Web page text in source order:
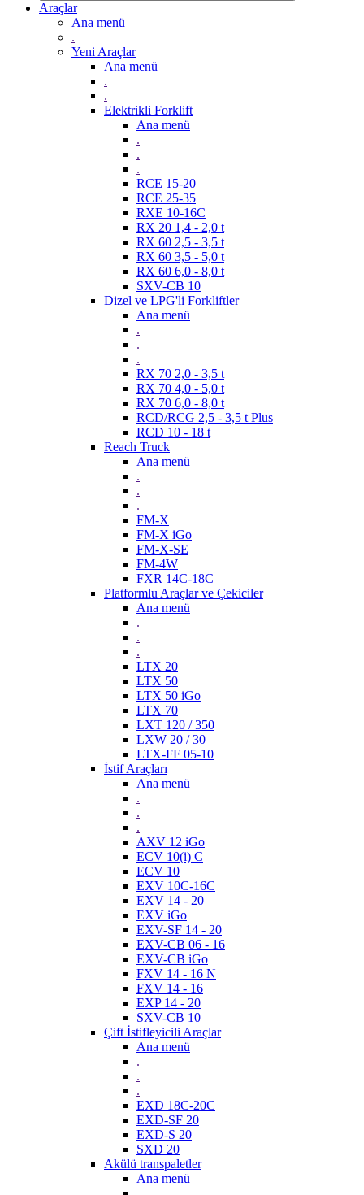
Araçlar
Ana menü
.
Yeni Araçlar
Ana menü
.
.
Elektrikli Forklift
Ana menü
.
.
.
RCE 15-20
RCE 25-35
RXE 10-16C
RX 20 1,4 - 2,0 t
RX 60 2,5 - 3,5 t
RX 60 3,5 - 5,0 t
RX 60 6,0 - 8,0 t
SXV-CB 10
Dizel ve LPG'li Forkliftler
Ana menü
.
.
.
RX 70 2,0 - 3,5 t
RX 70 4,0 - 5,0 t
RX 70 6,0 - 8,0 t
RCD/RCG 2,5 - 3,5 t Plus
RCD 10 - 18 t
Reach Truck
Ana menü
.
.
.
FM-X
FM-X iGo
FM-X-SE
FM-4W
FXR 14C-18C
Platformlu Araçlar ve Çekiciler
Ana menü
.
.
.
LTX 20
LTX 50
LTX 50 iGo
LTX 70
LXT 120 / 350
LXW 20 / 30
LTX-FF 05-10
İstif Araçları
Ana menü
.
.
.
AXV 12 iGo
ECV 10(i) C
ECV 10
EXV 10C-16C
EXV 14 - 20
EXV iGo
EXV-SF 14 - 20
EXV-CB 06 - 16
EXV-CB iGo
FXV 14 - 16 N
FXV 14 - 16
EXP 14 - 20
SXV-CB 10
Çift İstifleyicili Araçlar
Ana menü
.
.
.
EXD 18C-20C
EXD-SF 20
EXD-S 20
SXD 20
Akülü transpaletler
Ana menü